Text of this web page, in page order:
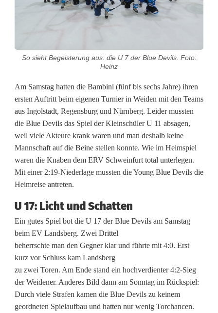
l
e
D
e
v
i
l
v
e
r
l
i
e
So sieht Begeisterung aus: die U 7 der Blue Devils. Foto:
Heinz
Am Samstag hatten die Bambini (fünf bis sechs Jahre) ihren
ersten Auftritt beim eigenen Turnier in Weiden mit den Teams
aus Ingolstadt, Regensburg und Nürnberg. Leider mussten
die Blue Devils das Spiel der Kleinschüler U 11 absagen,
weil viele Akteure krank waren und man deshalb keine
Mannschaft auf die Beine stellen konnte. Wie im Heimspiel
waren die Knaben dem ERV Schweinfurt total unterlegen.
Mit einer 2:19-Niederlage mussten die Young Blue Devils die
Heimreise antreten.
U 17: Licht und Schatten
Ein gutes Spiel bot die U 17 der Blue Devils am Samstag
beim EV Landsberg. Zwei Drittel
beherrschte man den Gegner klar und führte mit 4:0. Erst
kurz vor Schluss kam Landsberg
zu zwei Toren. Am Ende stand ein hochverdienter 4:2-Sieg
der Weidener. Anderes Bild dann am Sonntag im Rückspiel:
Durch viele Strafen kamen die Blue Devils zu keinem
geordneten Spielaufbau und hatten nur wenig Torchancen.